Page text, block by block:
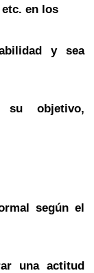
en los
y sea
su objetivo,
según el
una actitud